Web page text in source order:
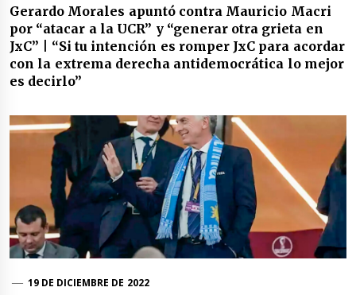
Gerardo Morales apuntó contra Mauricio Macri
por “atacar a la UCR” y “generar otra grieta en
JxC” | “Si tu intención es romper JxC para acordar
con la extrema derecha antidemocrática lo mejor
es decirlo”
19 DE DICIEMBRE DE 2022